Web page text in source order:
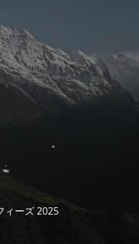
ィーズ 2025